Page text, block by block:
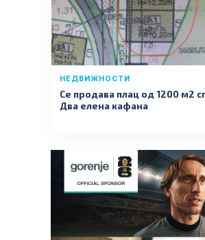
НЕДВИЖНОСТИ
Се продава плац од 1200 м2
Два елена кафана